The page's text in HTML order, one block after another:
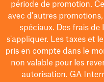
période de promotion.
avec d'autres
spéciaux. Des frais
s'appliquer. Les taxes et
pris en compte dans le
non valable pour les
autorisation. GA